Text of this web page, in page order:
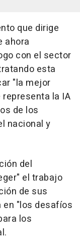
que dirige
ahora
con el sector
esta
"la mejor
la IA
de los
nacional y
del
el trabajo
de sus
en "los desafíos
los